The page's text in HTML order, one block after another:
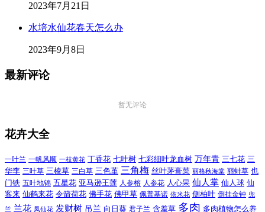
2023年7月21日
水培水仙花春天怎么办
2023年9月8日
最新评论
暂无评论
花卉大全
一叶兰 一帆风顺 一枝黄花 丁香花 七叶树 七彩细叶龙血树 万年青 三七花 三
华李 三叶草 三棱草 三白草 三色堇 三角梅 丝叶茅膏菜 丽格秋海棠 丽蚌草 也
门铁 五叶地锦 五星花 亚马逊王莲 人参榕 人参花 人心果 仙人掌 仙人球 仙
客来 仙鹤来花 令箭荷花 佛手花 佛甲草 佩普基诺 依米花 侧柏叶 倒挂金钟 兜
兰 兰花 凤仙花 发财树 吊兰 向日葵 君子兰 含羞草 多肉 多肉植物怎么养